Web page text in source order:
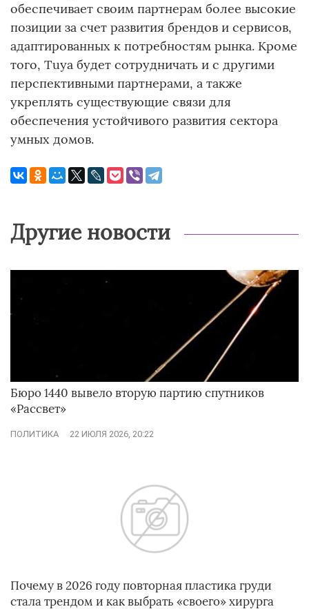
обеспечивает своим партнерам более высокие
позиции за счет развития брендов и сервисов,
адаптированных к потребностям рынка. Кроме
того, Tuya будет сотрудничать и с другими
перспективными партнерами, а также
укреплять существующие связи для
обеспечения устойчивого развития сектора
умных домов.
Другие новости
Бюро 1440 вывело вторую партию спутников
«Рассвет»
ПОЛИТИКА 22 ИЮЛЯ 2026, 20:22
Почему в 2026 году повторная пластика груди
стала трендом и как выбрать «своего» хирурга